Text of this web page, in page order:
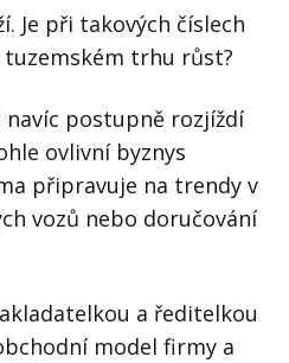
Je při takových číslech
trhu růst?
navíc postupně rozjíždí
ovlivní byznys
připravuje na trendy v
vozů nebo doručování
a ředitelkou
model firmy a